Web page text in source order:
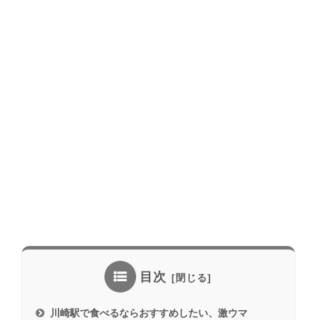
目次
川崎駅で食べるならおすすめしたい、激ウマ